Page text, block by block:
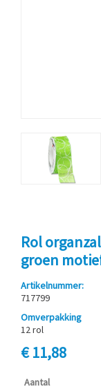
Rol
groen
Artikelnummer:
717799
Omverpakking
12 rol
€ 11,88
Aantal